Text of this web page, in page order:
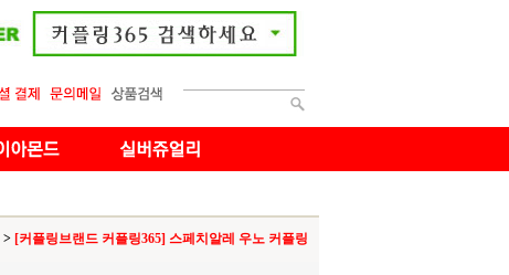
> [커플링브랜드 커플링365] 스페치알레 우노 커플링